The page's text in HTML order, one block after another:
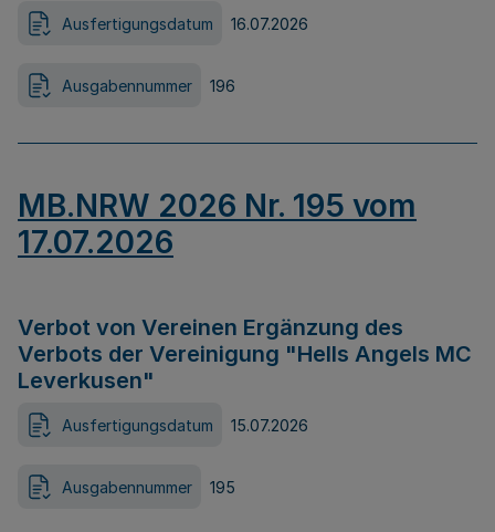
Ausfertigungsdatum 16.07.2026
Ausgabennummer 196
MB.NRW 2026 Nr. 195 vom
17.07.2026
Verbot von Vereinen Ergänzung des
Verbots der Vereinigung "Hells Angels MC
Leverkusen"
Ausfertigungsdatum 15.07.2026
Ausgabennummer 195